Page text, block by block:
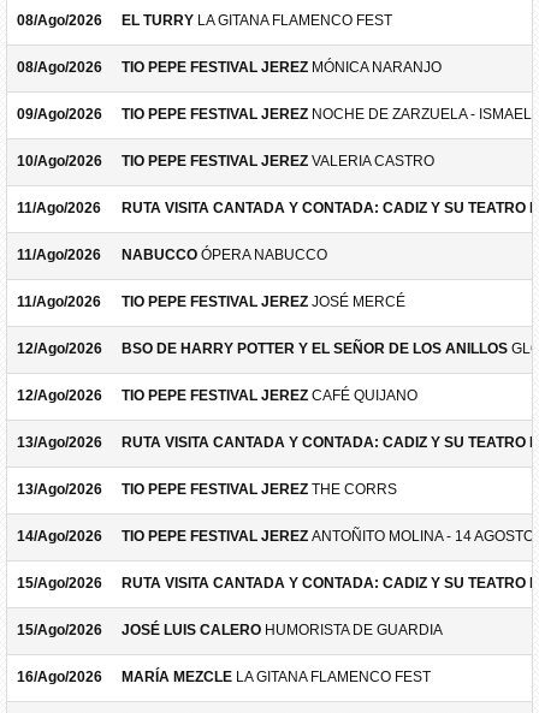
08/Ago/2026 EL TURRY LA GITANA FLAMENCO FEST
08/Ago/2026 TIO PEPE FESTIVAL JEREZ MÓNICA NARANJO
09/Ago/2026 TIO PEPE FESTIVAL JEREZ NOCHE DE ZARZUELA -
10/Ago/2026 TIO PEPE FESTIVAL JEREZ VALERIA CASTRO
11/Ago/2026 RUTA VISITA CANTADA Y CONTADA: CADIZ Y SU TEATRO
11/Ago/2026 NABUCCO ÓPERA NABUCCO
11/Ago/2026 TIO PEPE FESTIVAL JEREZ JOSÉ MERCÉ
12/Ago/2026 BSO DE HARRY POTTER Y EL SEÑOR DE LOS ANILLOS
12/Ago/2026 TIO PEPE FESTIVAL JEREZ CAFÉ QUIJANO
13/Ago/2026 RUTA VISITA CANTADA Y CONTADA: CADIZ Y SU TEATRO
13/Ago/2026 TIO PEPE FESTIVAL JEREZ THE CORRS
14/Ago/2026 TIO PEPE FESTIVAL JEREZ ANTOÑITO MOLINA - 14 AGOSTO
15/Ago/2026 RUTA VISITA CANTADA Y CONTADA: CADIZ Y SU TEATRO
15/Ago/2026 JOSÉ LUIS CALERO HUMORISTA DE GUARDIA
16/Ago/2026 MARÍA MEZCLE LA GITANA FLAMENCO FEST